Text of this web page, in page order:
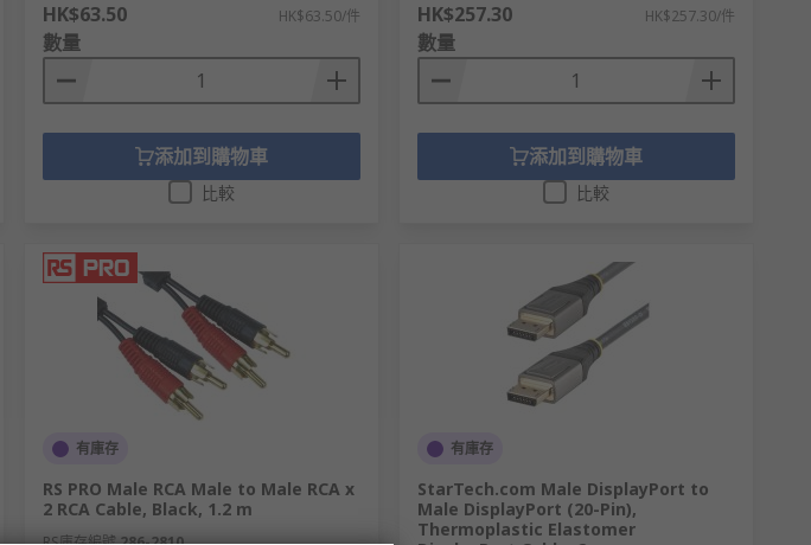
HK$63.50 HK$63.50/件
數量
添加到購物車
比較
HK$257.30 HK$257.30/件
數量
添加到購物車
比較
有庫存
RS PRO Male RCA Male to Male RCA x
2 RCA Cable, Black, 1.2 m
有庫存
StarTech.com Male DisplayPort to
Male DisplayPort (20-Pin),
Thermoplastic Elastomer